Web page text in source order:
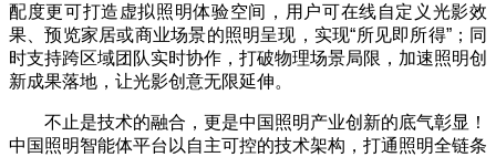
配度更可打造虚拟照明体验空间，用户可在线自定义光影效
果、预览家居或商业场景的照明呈现，实现“所见即所得”；同
时支持跨区域团队实时协作，打破物理场景局限，加速照明创
新成果落地，让光影创意无限延伸。
不止是技术的融合，更是中国照明产业创新的底气彰显！
中国照明智能体平台以自主可控的技术架构，打通照明全链条